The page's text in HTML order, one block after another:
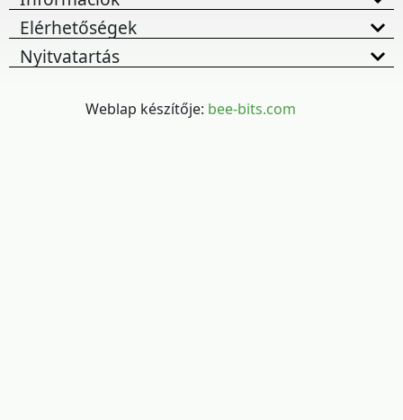
Elérhetőségek
Nyitvatartás
Weblap készítője: bee-bits.com